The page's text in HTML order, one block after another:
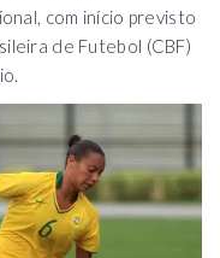
com início previsto
de Futebol (CBF)